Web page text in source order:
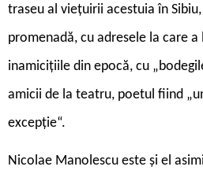
traseu al viețuirii acestuia în
promenadă, cu adresele la care
inamicițiile din epocă, cu
amicii de la teatru, poetul fiind
excepție“.
Nicolae Manolescu este și el